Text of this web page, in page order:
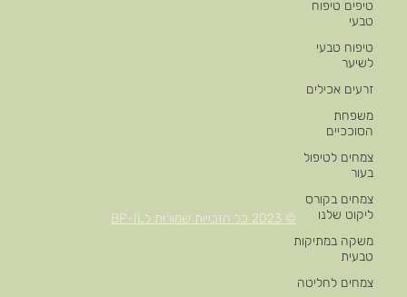
טיפים טיפוח
טבעי
טיפוח טבעי
לשיער
זרעים אכילים
משפחת
הסוככיים
צמחים לטיפול
בעור
צמחים בקורס
ליקוט שלנו
משקה במתיקות
טבעית
צמחים לחליטה
© 2023 כל הזכויות שמורות לBP-IL